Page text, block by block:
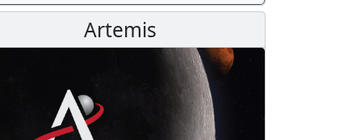
Artemis